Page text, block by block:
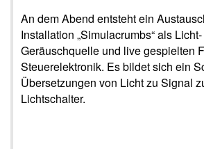
An dem Abend entsteht ein
Installation „Simulacrumbs“ als
Geräuschquelle und live gespielten
Steuerelektronik. Es bildet sich ein
Übersetzungen von Licht zu Signal
Lichtschalter.